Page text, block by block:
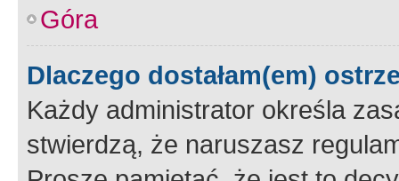
Góra
Dlaczego dostałam(em)
Każdy administrator określa
stwierdzą, że naruszasz